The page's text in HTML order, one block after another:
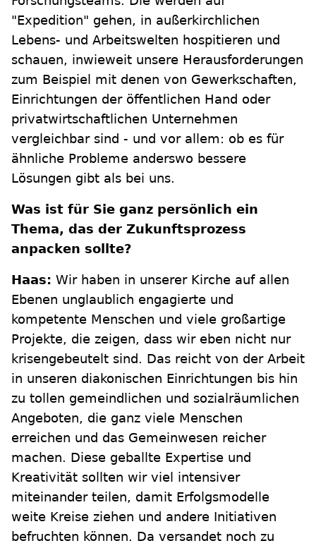
"Expedition" gehen, in außerkirchlichen
Lebens- und Arbeitswelten hospitieren und
schauen, inwieweit unsere Herausforderungen
zum Beispiel mit denen von Gewerkschaften,
Einrichtungen der öffentlichen Hand oder
privatwirtschaftlichen Unternehmen
vergleichbar sind - und vor allem: ob es für
ähnliche Probleme anderswo bessere
Lösungen gibt als bei uns.
Was ist für Sie ganz persönlich ein
Thema, das der Zukunftsprozess
anpacken sollte?
Haas: Wir haben in unserer Kirche auf allen
Ebenen unglaublich engagierte und
kompetente Menschen und viele großartige
Projekte, die zeigen, dass wir eben nicht nur
krisengebeutelt sind. Das reicht von der Arbeit
in unseren diakonischen Einrichtungen bis hin
zu tollen gemeindlichen und sozialräumlichen
Angeboten, die ganz viele Menschen
erreichen und das Gemeinwesen reicher
machen. Diese geballte Expertise und
Kreativität sollten wir viel intensiver
miteinander teilen, damit Erfolgsmodelle
weite Kreise ziehen und andere Initiativen
befruchten können. Da versandet noch zu